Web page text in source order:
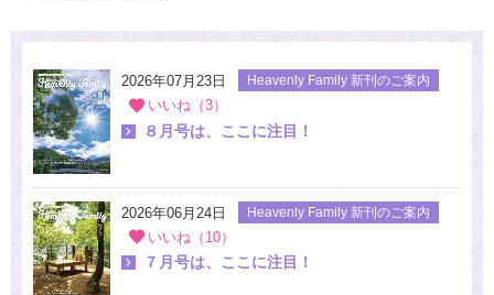
2026年07月23日 Heavenly Family 新刊のご案内
いいね（3）
８月号は、ここに注目！
2026年06月24日 Heavenly Family 新刊のご案内
いいね（10）
７月号は、ここに注目！